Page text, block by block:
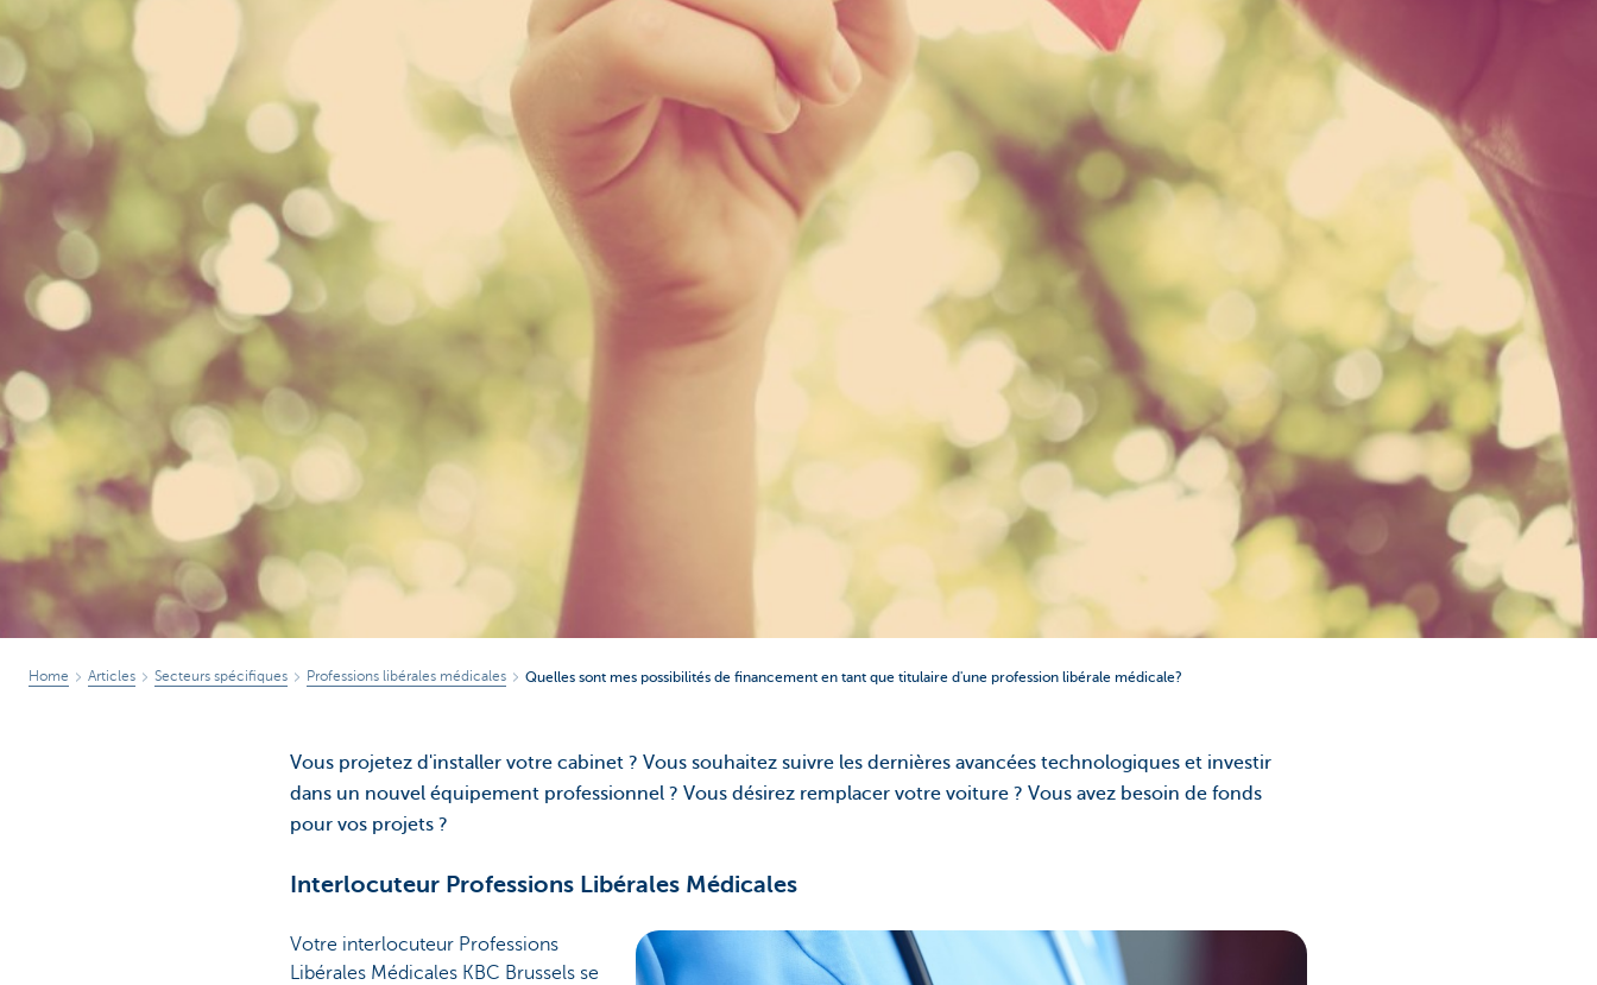
Home Articles Secteurs spécifiques Professions libérales médicales Quelles sont mes possibilités de financement en tant que titulaire d'une profession libérale médicale?
Vous projetez d'installer votre cabinet ? Vous souhaitez suivre les dernières avancées technologiques et investir
dans un nouvel équipement professionnel ? Vous désirez remplacer votre voiture ? Vous avez besoin de fonds
pour vos projets ?
Interlocuteur Professions Libérales Médicales
Votre interlocuteur Professions
Libérales Médicales KBC Brussels se